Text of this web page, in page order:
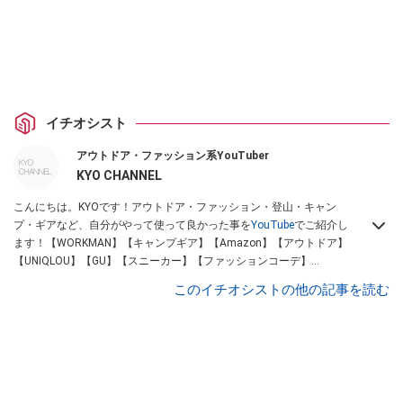
イチオシスト
アウトドア・ファッション系YouTuber
KYO CHANNEL
こんにちは。KYOです！アウトドア・ファッション・登山・キャン
プ・ギアなど、自分がやって使って良かった事をYouTubeでご紹介し
ます！【WORKMAN】【キャンプギア】【Amazon】【アウトドア】
【UNIQLOU】【GU】【スニーカー】【ファッションコーデ】
このイチオシストの他の記事を読む